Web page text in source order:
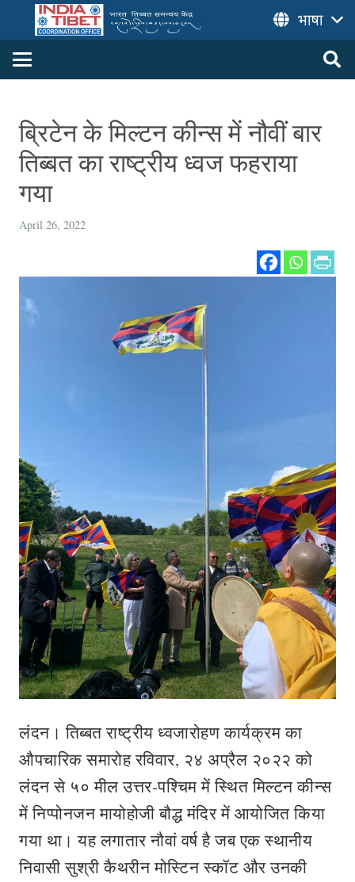
भाषा
ब्रिटेन के मिल्टन कीन्स में नौवीं बार
तिब्बत का राष्ट्रीय ध्वज फहराया
गया
April 26, 2022
लंदन। तिब्बत राष्ट्रीय ध्वजारोहण कार्यक्रम का
औपचारिक समारोह रविवार, २४ अप्रैल २०२२ को
लंदन से ५० मील उत्तर-पश्चिम में स्थित मिल्टन कीन्स
में निप्पोनजन मायोहोजी बौद्ध मंदिर में आयोजित किया
गया था। यह लगातार नौवां वर्ष है जब एक स्थानीय
निवासी सुश्री कैथरीन मोस्टिन स्कॉट और उनकी